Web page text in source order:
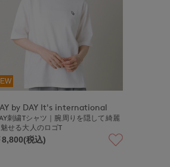
by DAY It's international
刺繍Tシャツ｜腕周りを隠して綺麗
せる大人のロゴT
8,800(税込)